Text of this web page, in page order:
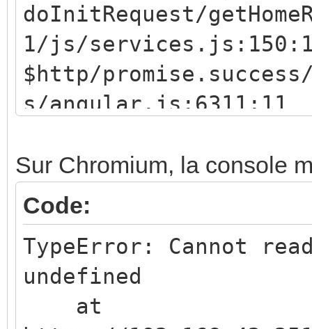
doInitRequest/
1/js/
$http/
s/angular.js:6311:11
back@https://
5
qFactory/defer/
back@https://
5
qFactory/ref/<.then/
Sur Chromium, la console
Code:
TypeError: Cannot
undefined
at